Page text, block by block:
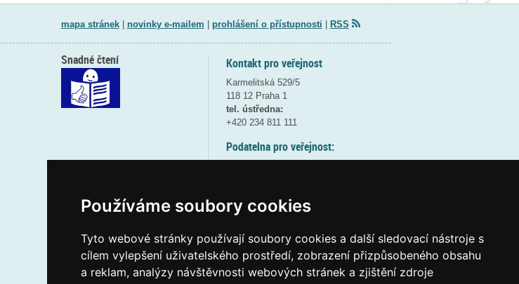
Používáme soubory cookies
Tyto webové stránky používají soubory cookies a další sledovací nástroje s
cílem vylepšení uživatelského prostředí, zobrazení přizpůsobeného obsahu
a reklam, analýzy návštěvnosti webových stránek a zjištění zdroje
mapa stránek| novinky e-mailem prohlášení o přístupnosti RSS
Kontakt pro veřejnost
Karmelitská 529/5
118 12 Praha 1
tel. ústředna:
+420 234 811 111
Podatelna pro veřejnost:
(více informací
Elektronická podatelna:
posta@msmtgov cz
Snadné čtení